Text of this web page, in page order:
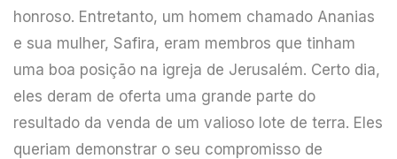
honroso. Entretanto, um homem chamado Ananias
e sua mulher, Safira, eram membros que tinham
uma boa posição na igreja de Jerusalém. Certo dia,
eles deram de oferta uma grande parte do
resultado da venda de um valioso lote de terra. Eles
queriam demonstrar o seu compromisso de